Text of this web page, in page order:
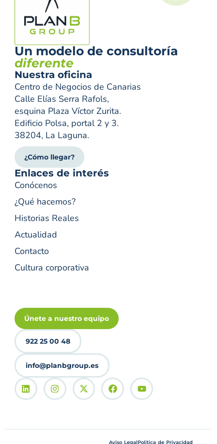
Un modelo de consultoría
diferente
Nuestra oficina
Centro de Negocios de Canarias
Calle Elías Serra Rafols,
esquina Plaza Víctor Zurita.
Edificio Polsa, portal 2 y 3.
38204, La Laguna.
¿Cómo llegar?
Enlaces de interés
Conócenos
¿Qué hacemos?
Historias Reales
Actualidad
Contacto
Cultura corporativa
Únete a nuestro equipo
922 25 00 48
info@planbgroup.es
Aviso LegalPolítica de Privacidad